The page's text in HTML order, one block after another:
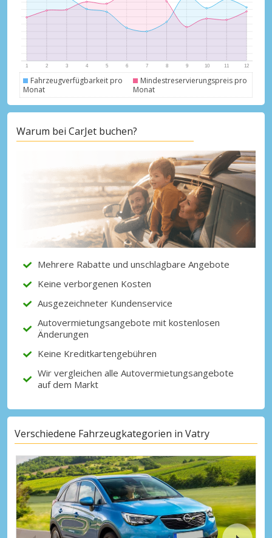
Top-Ersparnisses
Erhalten Sie Zugang zu exklusiven
Partnerangeboten
Mit eLink anmelden
Fahrzeugverfügbarkeit pro
Monat
Mindestreservierungspreis pro
Monat
Warum bei CarJet buchen?
Mehrere Rabatte und unschlagbare Angebote
Keine verborgenen Kosten
Ausgezeichneter Kundenservice
Autovermietungsangebote mit kostenlosen
Änderungen
Keine Kreditkartengebühren
Wir vergleichen alle Autovermietungsangebote
auf dem Markt
Verschiedene Fahrzeugkategorien in Vatry